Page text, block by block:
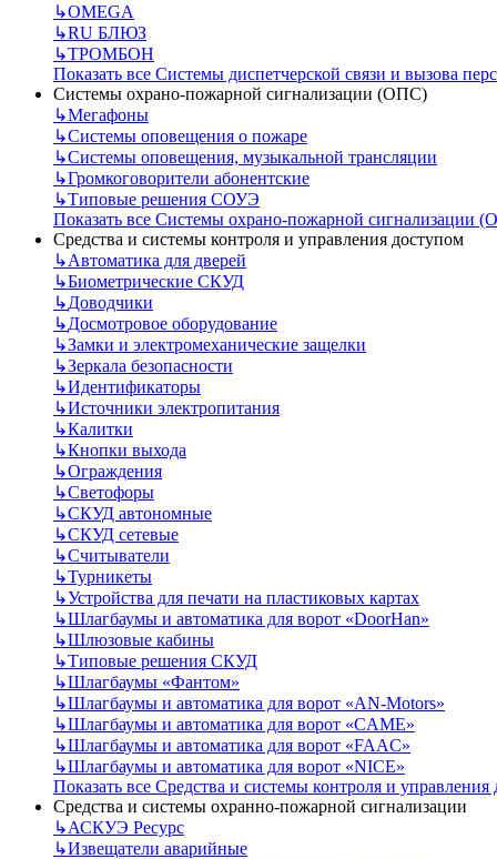
↳OMEGA
↳RU БЛЮЗ
↳ТРОМБОН
Показать все Системы диспетчерской связи и вызова
Системы охрано-пожарной сигнализации (ОПС)
↳Мегафоны
↳Системы оповещения о пожаре
↳Системы оповещения, музыкальной трансляции
↳Громкоговорители абонентские
↳Типовые решения СОУЭ
Показать все Системы охрано-пожарной сигнализации
Средства и системы контроля и управления доступом
↳Автоматика для дверей
↳Биометрические СКУД
↳Доводчики
↳Досмотровое оборудование
↳Замки и электромеханические защелки
↳Зеркала безопасности
↳Идентификаторы
↳Источники электропитания
↳Калитки
↳Кнопки выхода
↳Ограждения
↳Светофоры
↳СКУД автономные
↳СКУД сетевые
↳Считыватели
↳Турникеты
↳Устройства для печати на пластиковых картах
↳Шлагбаумы и автоматика для ворот «DoorHan»
↳Шлюзовые кабины
↳Типовые решения СКУД
↳Шлагбаумы «Фантом»
↳Шлагбаумы и автоматика для ворот «AN-Motors»
↳Шлагбаумы и автоматика для ворот «CAME»
↳Шлагбаумы и автоматика для ворот «FAAC»
↳Шлагбаумы и автоматика для ворот «NICE»
Показать все Средства и системы контроля и управления
Средства и системы охранно-пожарной сигнализации
↳АСКУЭ Ресурс
↳Извещатели аварийные